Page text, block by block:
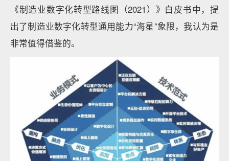
《制造业数字化转型路线图（2021）》白皮书中，提
出了制造业数字化转型通用能力“海星”象限，我认为是
非常值得借鉴的。